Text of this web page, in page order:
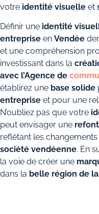
votre identité visuelle et
Définir une identité
entreprise en Vendée
et une compréhension
investissant dans la
avec l’Agence de
établirez une base solide
entreprise et pour une
N’oubliez pas que votre
peut envisager une
reflétant les
société vendéenne. En
la voie de créer une
dans la belle région de